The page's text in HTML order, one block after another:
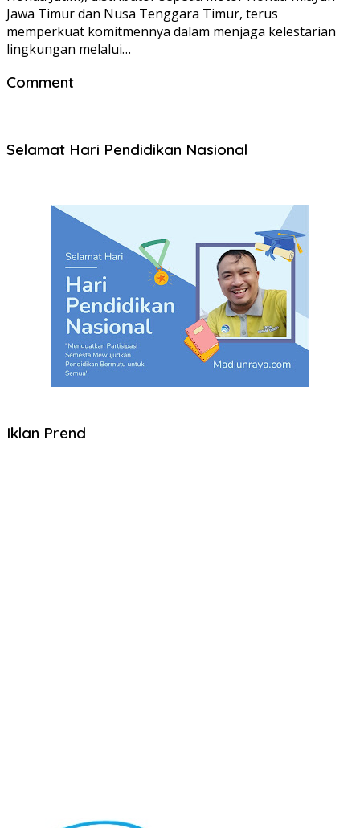
Jawa Timur dan Nusa Tenggara Timur, terus
memperkuat komitmennya dalam menjaga kelestarian
lingkungan melalui…
Comment
Selamat Hari Pendidikan Nasional
Iklan Prend